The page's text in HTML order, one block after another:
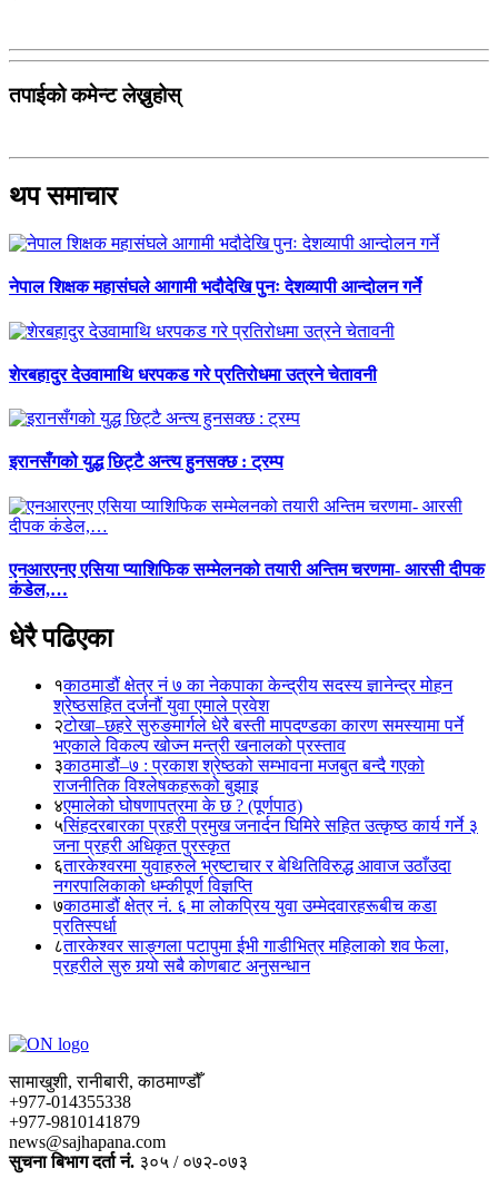
तपाईको कमेन्ट लेख्नुहोस्
थप समाचार
नेपाल शिक्षक महासंघले आगामी भदौदेखि पुनः देशव्यापी आन्दोलन गर्ने
शेरबहादुर देउवामाथि धरपकड गरे प्रतिरोधमा उत्रने चेतावनी
इरानसँगको युद्ध छिट्टै अन्त्य हुनसक्छ : ट्रम्प
एनआरएनए एसिया प्याशिफिक सम्मेलनको तयारी अन्तिम चरणमा- आरसी दीपक
कंडेल,…
धेरै पढिएका
१काठमाडौं क्षेत्र नं ७ का नेकपाका केन्द्रीय सदस्य ज्ञानेन्द्र मोहन
श्रेष्ठसहित दर्जनौं युवा एमाले प्रवेश
२टोखा–छहरे सुरुङमार्गले धेरै बस्ती मापदण्डका कारण समस्यामा पर्ने
भएकाले विकल्प खोज्न मन्त्री खनालको प्रस्ताव
३काठमाडौं–७ : प्रकाश श्रेष्ठको सम्भावना मजबुत बन्दै गएको
राजनीतिक विश्लेषकहरूको बुझाइ
४एमालेको घोषणापत्रमा के छ ? (पूर्णपाठ)
५सिंहदरबारका प्रहरी प्रमुख जनार्दन घिमिरे सहित उत्कृष्ठ कार्य गर्ने ३
जना प्रहरी अधिकृत पुरस्कृत
६तारकेश्वरमा युवाहरुले भ्रष्टाचार र बेथितिविरुद्ध आवाज उठाँउदा
नगरपालिकाको धम्कीपूर्ण विज्ञप्ति
७काठमाडौं क्षेत्र नं. ६ मा लोकप्रिय युवा उम्मेदवारहरूबीच कडा
प्रतिस्पर्धा
८तारकेश्वर साङ्गला पटापुमा ईभी गाडीभित्र महिलाको शव फेला,
प्रहरीले सुरु गर्‍यो सबै कोणबाट अनुसन्धान
सामाखुशी, रानीबारी, काठमाण्डौँ
+977-014355338
+977-9810141879
news@sajhapana.com
सुचना बिभाग दर्ता नं. ३०५ / ०७२-०७३